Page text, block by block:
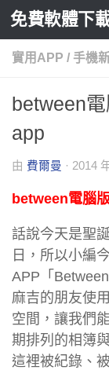
Skip to
免費軟體下
實用APP / 手機
between
app
由 費爾曼 · 2014
between電腦
話說今天是聖
日，所以小編
APP「
麻吉的朋友使
空間，讓我們
期排列的相簿
這裡被紀錄、